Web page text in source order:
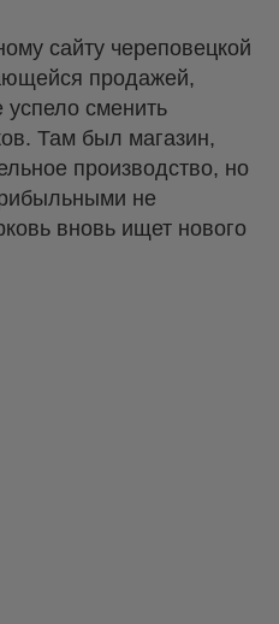
сайту череповецкой
продажей,
успело сменить
Там был магазин,
производство, но
не
вновь ищет нового